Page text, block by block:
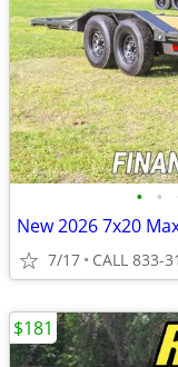
• •
New 2026 7x20
7/17 CALL 833-
$181